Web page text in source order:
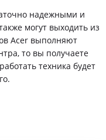
надежными и
могут выходить из
Acer выполняют
то вы получаете
техника будет